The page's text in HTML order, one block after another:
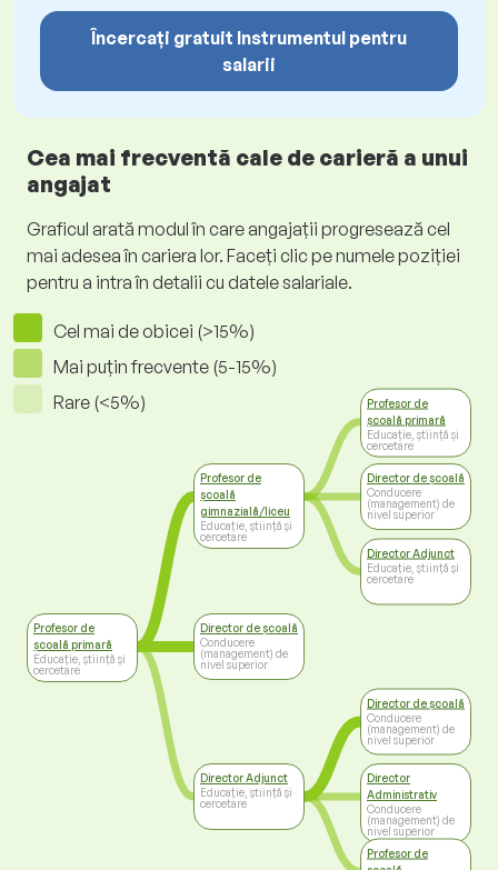
Încercați gratuit Instrumentul pentru
salarii
Cea mai frecventă cale de carieră a unui
angajat
Graficul arată modul în care angajații progresează cel
mai adesea în cariera lor. Faceți clic pe numele poziției
pentru a intra în detalii cu datele salariale.
Cel mai de obicei (>15%)
Mai puțin frecvente (5-15%)
Rare (<5%)
Profesor de
școală primară
Educație, știință și
cercetare
Profesor de
școală
gimnazială/liceu
Educație, știință și
cercetare
Director de școală
Conducere
(management) de
nivel superior
Director Adjunct
Educație, știință și
cercetare
Profesor de
școală primară
Educație, știință și
cercetare
Director de școală
Conducere
(management) de
nivel superior
Director Adjunct
Educație, știință și
cercetare
Director de școală
Conducere
(management) de
nivel superior
Director
Administrativ
Conducere
(management) de
nivel superior
Profesor de